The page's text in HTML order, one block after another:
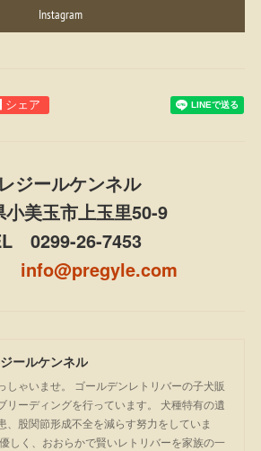
Instagram
ジールケンネル
小美玉市上玉里50-9
0299-26-7453
info@pregyle.com
ールケンネル
しゃいませ。 ゴールデンレトリバーの子犬販
リーディングを行っています。 犬種特有の遺
、股関節形成不全を減らす努力をしていま
しく、おおらかで賢いレトリバーを家族の一